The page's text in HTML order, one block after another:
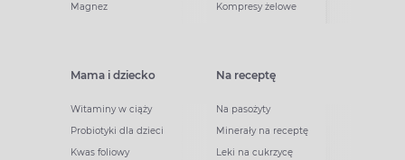
Magnez
Kompresy żelowe
Mama i dziecko
Witaminy w ciąży
Probiotyki dla dzieci
Kwas foliowy
Na receptę
Na pasożyty
Minerały na receptę
Leki na cukrzycę